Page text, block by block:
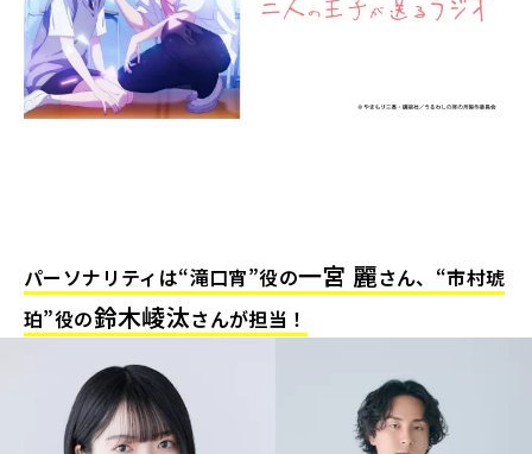
パーソナリティは“滝口宵”役の一宮 麗さん、“市村琥
珀”役の鈴木崚汰さんが担当！